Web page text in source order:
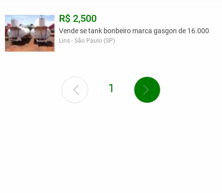
R$ 2,500
Vende se tank bonbeiro marca gasgon de 16.000
Lins - São Paulo (SP)
1